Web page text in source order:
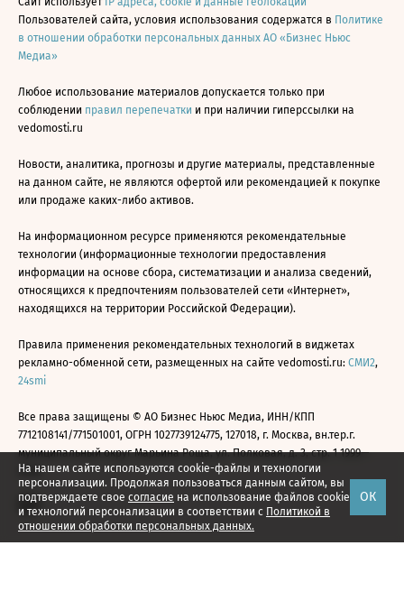
На нашем сайте используются cookie-файлы и технологии
персонализации. Продолжая пользоваться данным сайтом, вы
подтверждаете свое согласие на использование файлов cookie
и технологий персонализации в соответствии с Политикой в
отношении обработки персональных данных.
ОК
Пользователей сайта, условия использования содержатся в Политике
в отношении обработки персональных данных АО «Бизнес Ньюс
Медиа»
Любое использование материалов допускается только при
соблюдении правил перепечатки и при наличии гиперссылки на
vedomosti.ru
Новости, аналитика, прогнозы и другие материалы, представленные
на данном сайте, не являются офертой или рекомендацией к покупке
или продаже каких-либо активов.
На информационном ресурсе применяются рекомендательные
технологии (информационные технологии предоставления
информации на основе сбора, систематизации и анализа сведений,
относящихся к предпочтениям пользователей сети «Интернет»,
находящихся на территории Российской Федерации).
Правила применения рекомендательных технологий в виджетах
рекламно-обменной сети, размещенных на сайте vedomosti.ru: СМИ2,
24smi
Все права защищены © АО Бизнес Ньюс Медиа, ИНН/КПП
7712108141/771501001, ОГРН 1027739124775, 127018, г. Москва, вн.тер.г.
муниципальный округ Марьина Роща, ул. Полковая, д. 3, стр. 1 1999—
2026